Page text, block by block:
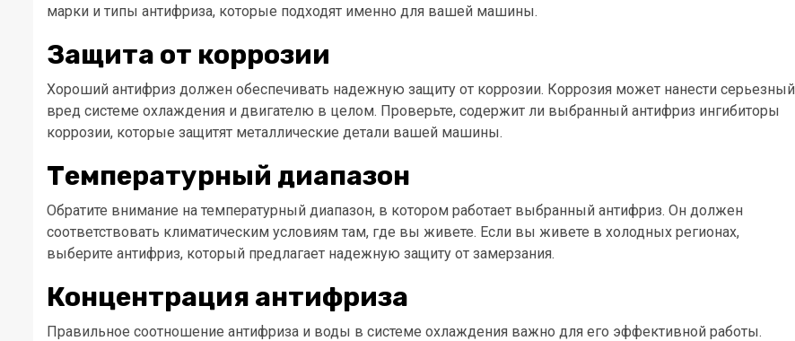
марки и типы антифриза, которые подходят именно для вашей машины.
Защита от коррозии
Хороший антифриз должен обеспечивать надежную защиту от коррозии. Коррозия может нанести серьезный
вред системе охлаждения и двигателю в целом. Проверьте, содержит ли выбранный антифриз ингибиторы
коррозии, которые защитят металлические детали вашей машины.
Температурный диапазон
Обратите внимание на температурный диапазон, в котором работает выбранный антифриз. Он должен
соответствовать климатическим условиям там, где вы живете. Если вы живете в холодных регионах,
выберите антифриз, который предлагает надежную защиту от замерзания.
Концентрация антифриза
Правильное соотношение антифриза и воды в системе охлаждения важно для его эффективной работы.